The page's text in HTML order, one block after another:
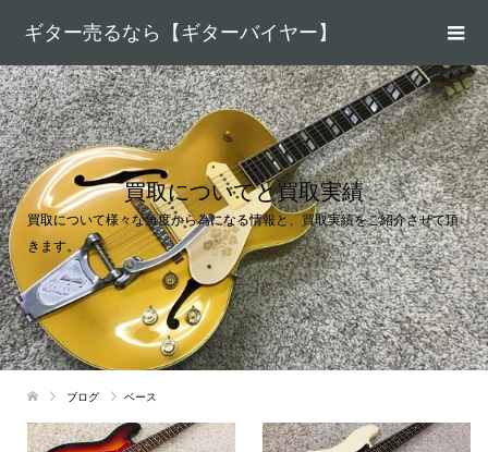
ギター売るなら【ギターバイヤー】
買取についてと買取実績
買取について様々な角度から為になる情報と、買取実績をご紹介させて頂
きます。
ブログ ベース